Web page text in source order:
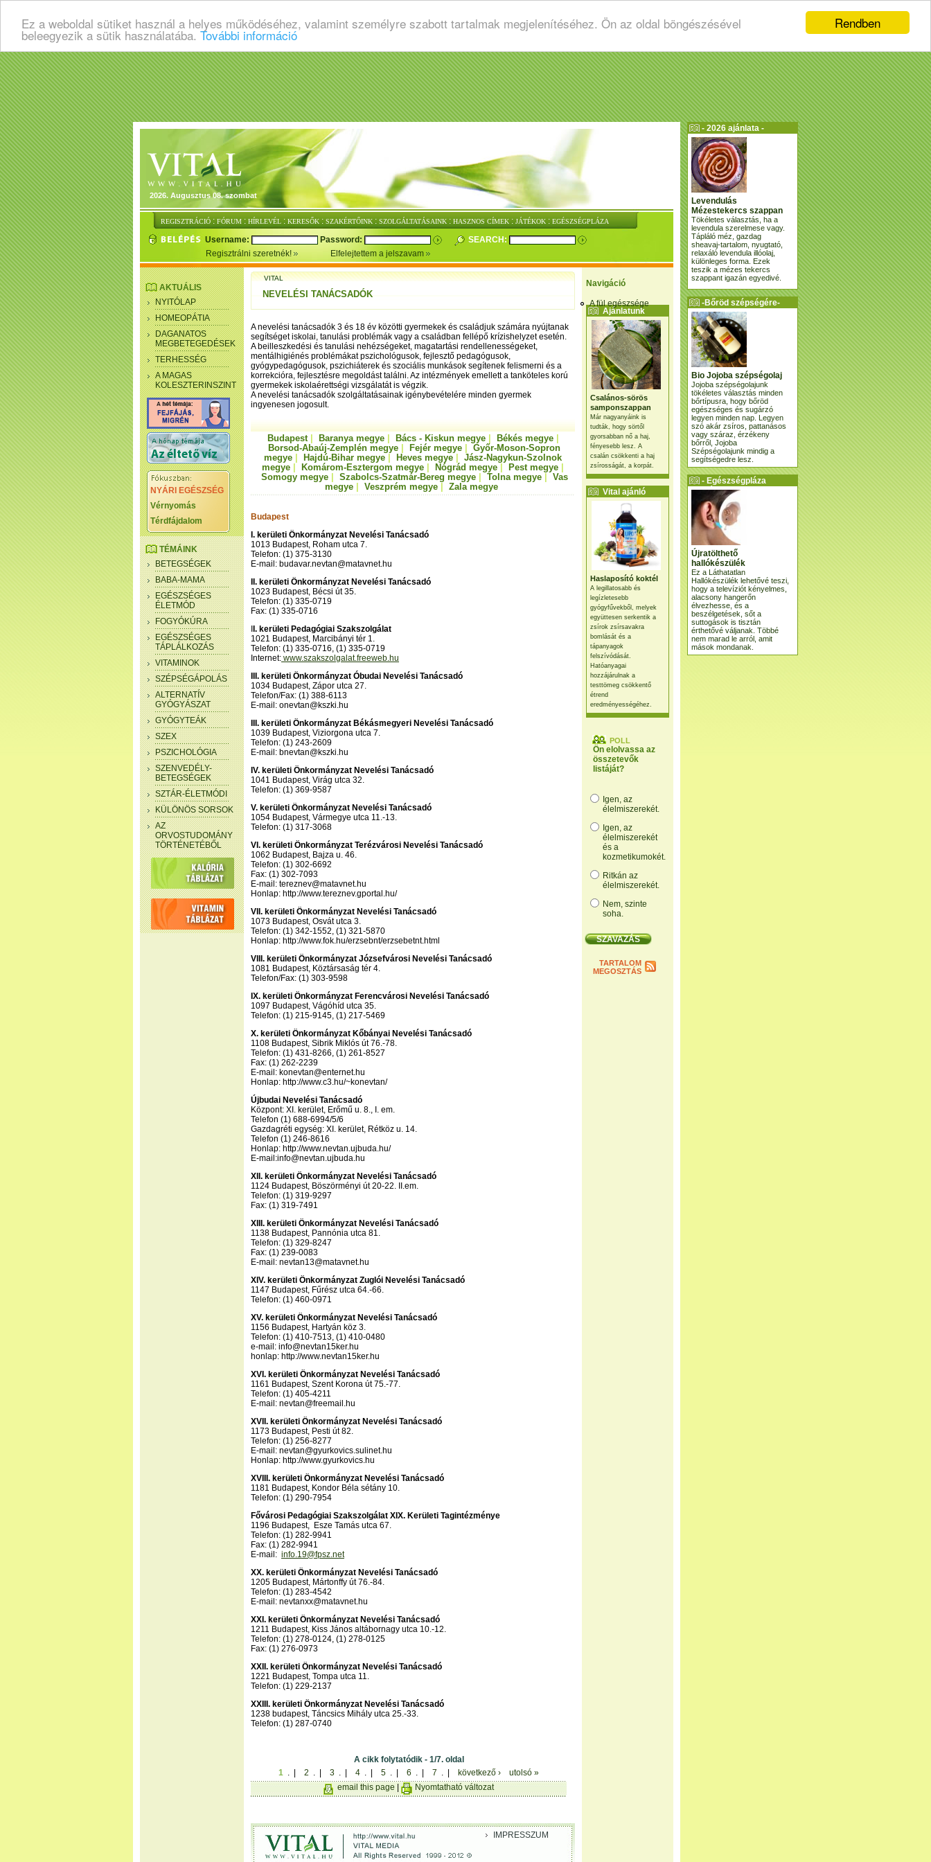
Rendben
Ez a weboldal sütiket használ a helyes működéséhez, valamint személyre szabott tartalmak megjelenítéséhez. Ön az oldal böngészésével
beleegyezik a sütik használatába. További információ
2026. Augusztus 08. szombat
REGISZTRÁCIÓ : FÓRUM : HÍRLEVÉL : KERESŐK : SZAKÉRTŐINK : SZOLGÁLTATÁSAINK : HASZNOS CÍMEK : JÁTÉKOK : EGÉSZSÉGPLÁZA
Username: Password:
SEARCH:
Regisztrálni szeretnék!
Elfelejtettem a jelszavam
Navigáció
A fül egészsége
Ajánlatunk
Csalános-sörös
samponszappan
Már nagyanyáink is
tudták, hogy sörtől
gyorsabban nő a haj,
fényesebb lesz. A
csalán csökkenti a haj
zsírosságát, a korpát.
Vital ajánló
Haslaposító koktél
A legillatosabb és
legízletesebb
gyógyfűvekből, melyek
együttesen serkentik a
zsírok zsírsavakra
bomlását és a
tápanyagok
felszívódását.
Hatóanyagai
hozzájárulnak a
testtömeg csökkentő
étrend
eredményességéhez.
POLL
Ön elolvassa az
összetevők
listáját?
Igen, az
élelmiszerekét.
Igen, az
élelmiszerekét
és a
kozmetikumokét.
Ritkán az
élelmiszerekét.
Nem, szinte
soha.
TARTALOM
MEGOSZTÁS
AKTUÁLIS
NYITÓLAP
HOMEOPÁTIA
DAGANATOS
MEGBETEGEDÉSEK
TERHESSÉG
A MAGAS
KOLESZTERINSZINT
NYÁRI EGÉSZSÉG
Vérnyomás
Térdfájdalom
TÉMÁINK
BETEGSÉGEK
BABA-MAMA
EGÉSZSÉGES
ÉLETMÓD
FOGYÓKÚRA
EGÉSZSÉGES
TÁPLÁLKOZÁS
VITAMINOK
SZÉPSÉGÁPOLÁS
ALTERNATÍV
GYÓGYÁSZAT
GYÓGYTEÁK
SZEX
PSZICHOLÓGIA
SZENVEDÉLY-
BETEGSÉGEK
SZTÁR-ÉLETMÓDI
KÜLÖNÖS SORSOK
AZ
ORVOSTUDOMÁNY
TÖRTÉNETÉBŐL
VITAL
NEVELÉSI TANÁCSADÓK
A nevelési tanácsadók 3 és 18 év közötti gyermekek és családjuk számára nyújtanak
segítséget iskolai, tanulási problémák vagy a családban fellépő krízishelyzet esetén.
A beilleszkedési és tanulási nehézségeket, magatartási rendellenességeket,
mentálhigiénés problémákat pszichológusok, fejlesztő pedagógusok,
gyógypedagógusok, pszichiáterek és szociális munkások segítenek felismerni és a
korrekcióra, fejlesztésre megoldást találni. Az intézmények emellett a tanköteles korú
gyermekek iskolaérettségi vizsgálatát is végzik.
A nevelési tanácsadók szolgáltatásainak igénybevételére minden gyermek
ingyenesen jogosult.
Budapest| Baranya megye| Bács - Kiskun megye| Békés megye|
Borsod-Abaúj-Zemplén megye
Fejér megye
Győr-Moson-Sopron
megye
Hajdú-Bihar megye Heves megye
Jász-Nagykun-Szolnok
megye
Komárom-Esztergom megye Nógrád megye Pest megye
Somogy megye| Szabolcs-Szatmár-Bereg megye| Tolna megye| Vas
megye
Veszprém megye Zala megye
Budapest
I. kerületi Önkormányzat Nevelési Tanácsadó
1013 Budapest, Roham utca 7.
Telefon: (1) 375-3130
E-mail: budavar.nevtan@matavnet.hu
II. kerületi Önkormányzat Nevelési Tanácsadó
1023 Budapest, Bécsi út 35.
Telefon: (1) 335-0719
Fax: (1) 335-0716
I. kerületi Pedagógiai Szakszolgálat
1021 Budapest, Marcibányi tér 1.
Telefon: (1) 335-0716, (1) 335-0719
Internet: www.szakszolgalat.freeweb.hu
III. kerületi Önkormányzat Óbudai Nevelési Tanácsadó
1034 Budapest, Zápor utca 27.
Telefon/Fax: (1) 388-6113
E-mail: onevtan@kszki.hu
III. kerületi Önkormányzat Békásmegyeri Nevelési Tanácsadó
1039 Budapest, Viziorgona utca 7.
Telefon: (1) 243-2609
E-mail: bnevtan@kszki.hu
IV. kerületi Önkormányzat Nevelési Tanácsadó
1041 Budapest, Virág utca 32.
Telefon: (1) 369-9587
V. kerületi Önkormányzat Nevelési Tanácsadó
1054 Budapest, Vármegye utca 11.-13.
Telefon: (1) 317-3068
VI. kerületi Önkormányzat Terézvárosi Nevelési Tanácsadó
1062 Budapest, Bajza u. 46.
Telefon: (1) 302-6692
Fax: (1) 302-7093
E-mail: tereznev@matavnet.hu
Honlap: http://www.tereznev.gportal.hu/
VII. kerületi Önkormányzat Nevelési Tanácsadó
1073 Budapest, Osvát utca 3.
Telefon: (1) 342-1552, (1) 321-5870
Honlap: http://www.fok.hu/erzsebnt/erzsebetnt.html
VIII. kerületi Önkormányzat Józsefvárosi Nevelési Tanácsadó
1081 Budapest, Köztársaság tér 4.
Telefon/Fax: (1) 303-9598
IX. kerületi Önkormányzat Ferencvárosi Nevelési Tanácsadó
1097 Budapest, Vágóhíd utca 35.
Telefon: (1) 215-9145, (1) 217-5469
X. kerületi Önkormányzat Kőbányai Nevelési Tanácsadó
1108 Budapest, Sibrik Miklós út 76.-78.
Telefon: (1) 431-8266, (1) 261-8527
Fax: (1) 262-2239
E-mail: konevtan@enternet.hu
Honlap: http://www.c3.hu/~konevtan/
Újbudai Nevelési Tanácsadó
Központ: XI. kerület, Erőmű u. 8., I. em.
Telefon (1) 688-6994/5/6
Gazdagréti egység: XI. kerület, Rétköz u. 14.
Telefon (1) 246-8616
Honlap: http://www.nevtan.ujbuda.hu/
E-mail:info@nevtan.ujbuda.hu
XII. kerületi Önkormányzat Nevelési Tanácsadó
1124 Budapest, Böszörményi út 20-22. II.em.
Telefon: (1) 319-9297
Fax: (1) 319-7491
XIII. kerületi Önkormányzat Nevelési Tanácsadó
1138 Budapest, Pannónia utca 81.
Telefon: (1) 329-8247
Fax: (1) 239-0083
E-mail: nevtan13@matavnet.hu
XIV. kerületi Önkormányzat Zuglói Nevelési Tanácsadó
1147 Budapest, Fűrész utca 64.-66.
Telefon: (1) 460-0971
XV. kerületi Önkormányzat Nevelési Tanácsadó
1156 Budapest, Hartyán köz 3.
Telefon: (1) 410-7513, (1) 410-0480
e-mail: info@nevtan15ker.hu
honlap: http://www.nevtan15ker.hu
XVI. kerületi Önkormányzat Nevelési Tanácsadó
1161 Budapest, Szent Korona út 75.-77.
Telefon: (1) 405-4211
E-mail: nevtan@freemail.hu
XVII. kerületi Önkormányzat Nevelési Tanácsadó
1173 Budapest, Pesti út 82.
Telefon: (1) 256-8277
E-mail: nevtan@gyurkovics.sulinet.hu
Honlap: http://www.gyurkovics.hu
XVIII. kerületi Önkormányzat Nevelési Tanácsadó
1181 Budapest, Kondor Béla sétány 10.
Telefon: (1) 290-7954
Fővárosi Pedagógiai Szakszolgálat XIX. Kerületi Tagintézménye
1196 Budapest, Esze Tamás utca 67.
Telefon: (1) 282-9941
Fax: (1) 282-9941
E-mail: info.19@fpsz.net
XX. kerületi Önkormányzat Nevelési Tanácsadó
1205 Budapest, Mártonffy út 76.-84.
Telefon: (1) 283-4542
E-mail: nevtanxx@matavnet.hu
XXI. kerületi Önkormányzat Nevelési Tanácsadó
1211 Budapest, Kiss János altábornagy utca 10.-12.
Telefon: (1) 278-0124, (1) 278-0125
Fax: (1) 276-0973
XXII. kerületi Önkormányzat Nevelési Tanácsadó
1221 Budapest, Tompa utca 11.
Telefon: (1) 229-2137
XXIII. kerületi Önkormányzat Nevelési Tanácsadó
1238 budapest, Táncsics Mihály utca 25.-33.
Telefon: (1) 287-0740
A cikk folytatódik - 1/7. oldal
1 . | 2 . | 3 . | 4 . | 5 . | 6 . | 7 . | következő ›
utolsó »
email this page
Nyomtatható változat
IMPRESSZUM
- 2026 ajánlata -
Levendulás
Mézestekercs szappan
Tökéletes választás, ha a
levendula szerelmese vagy.
Tápláló méz, gazdag
sheavaj-tartalom, nyugtató,
relaxáló levendula illóolaj,
különleges forma. Ezek
teszik a mézes tekercs
szappant igazán egyedivé.
-Bőröd szépségére-
Bio Jojoba szépségolaj
Jojoba szépségolajunk
tökéletes választás minden
bőrtípusra, hogy bőröd
egészséges és sugárzó
legyen minden nap. Legyen
szó akár zsíros, pattanásos
vagy száraz, érzékeny
bőrről, Jojoba
Szépségolajunk mindig a
segítségedre lesz.
- Egészségpláza
ajánlatunk -
Újratölthető
hallókészülék
Ez a Láthatatlan
Hallókészülék lehetővé teszi,
hogy a televíziót kényelmes,
alacsony hangerőn
élvezhesse, és a
beszélgetések, sőt a
suttogások is tisztán
érthetővé váljanak. Többé
nem marad le arról, amit
mások mondanak.